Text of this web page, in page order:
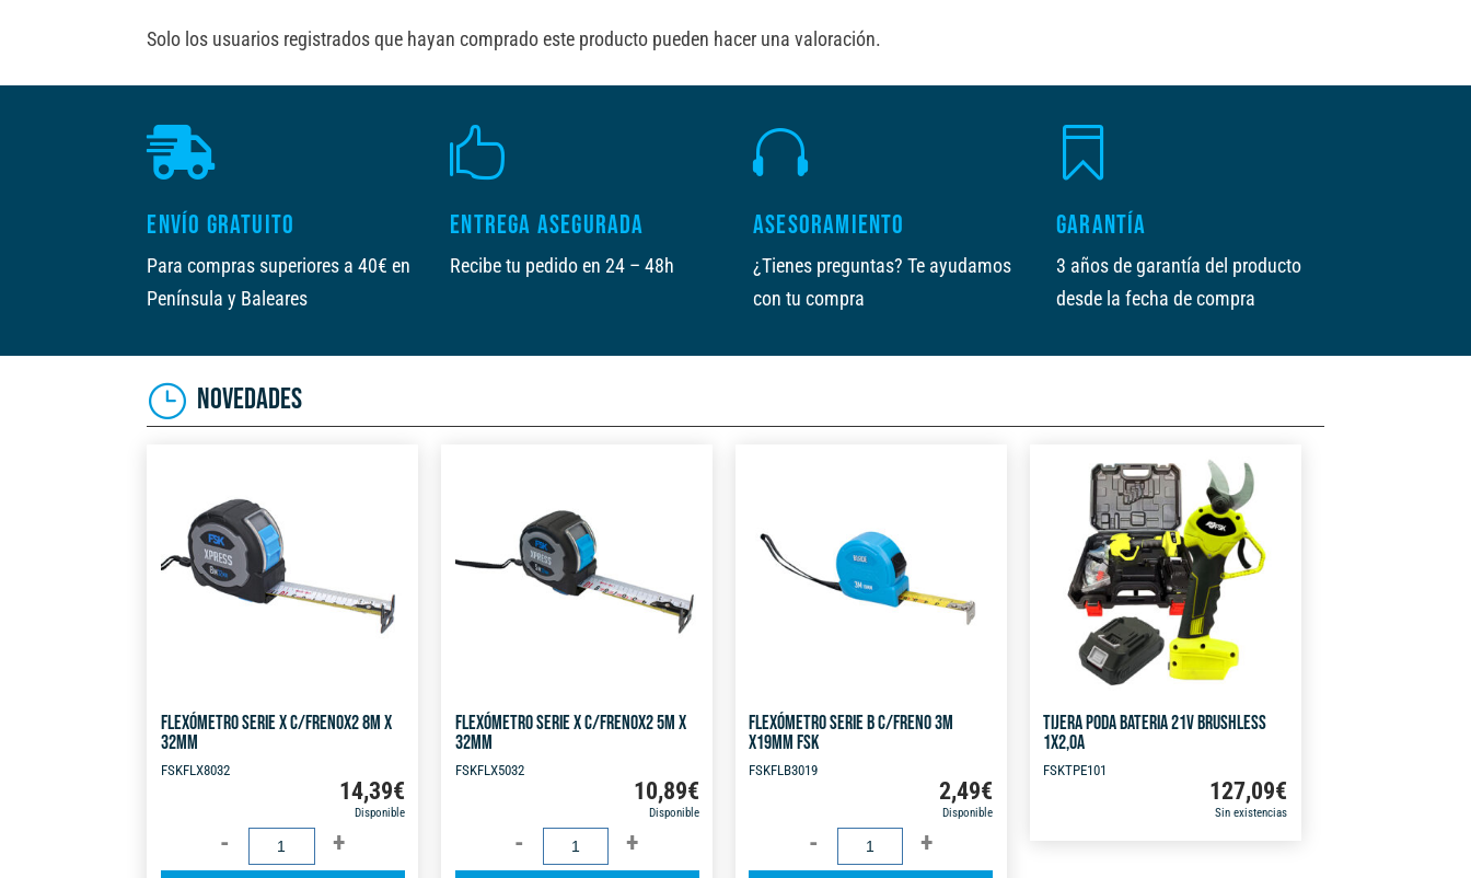
Solo los usuarios registrados que hayan comprado este producto pueden hacer una valoración.

ENVÍO GRATUITO
Para compras superiores a 40€ en
Península y Baleares

ENTREGA ASEGURADA
Recibe tu pedido en 24 – 48h

ASESORAMIENTO
¿Tienes preguntas? Te ayudamos
con tu compra

GARANTÍA
3 años de garantía del producto
desde la fecha de compra
NOVEDADES
FLEXÓMETRO SERIE X C/FRENOX2 8M X
32MM
FSKFLX8032
14,39€
Disponible
FLEXÓMETRO
SERIE
FLEXÓMETRO SERIE X C/FRENOX2 5M X
32MM
FSKFLX5032
10,89€
Disponible
FLEXÓMETRO
SERIE
FLEXÓMETRO SERIE B C/FRENO 3M
X19MM FSK
FSKFLB3019
2,49€
Disponible
FLEXÓMETRO
SERIE
TIJERA PODA BATERIA 21V BRUSHLESS
1X2,0A
FSKTPE101
127,09€
Sin existencias